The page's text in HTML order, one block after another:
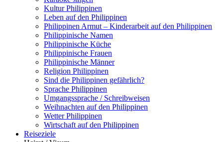
Kultur Philippinen
Leben auf den Philippinen
Philippinen Armut – Kinderarbeit auf den Philippinen
Philippinische Namen
Philippinische Küche
Philippinische Frauen
Philippinische Männer
Religion Philippinen
Sind die Philippinen gefährlich?
Sprache Philippinen
Umgangssprache / Schreibweisen
Weihnachten auf den Philippinen
Wetter Philippinen
Wirtschaft auf den Philippinen
Reiseziele